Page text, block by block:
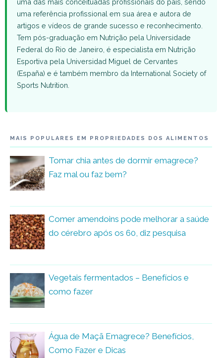
uma das mais conceituadas profissionais do país, sendo
uma referência profissional em sua área e autora de
artigos e vídeos de grande sucesso e reconhecimento.
Tem pós-graduação em Nutrição pela Universidade
Federal do Rio de Janeiro, é especialista em Nutrição
Esportiva pela Universidad Miguel de Cervantes
(España) e é também membro da International Society of
Sports Nutrition.
MAIS POPULARES EM PROPRIEDADES DOS ALIMENTOS
Tomar chia antes de dormir emagrece?
Faz mal ou faz bem?
Comer amendoins pode melhorar a saúde
do cérebro após os 60, diz pesquisa
Vegetais fermentados – Benefícios e
como fazer
Água de Maçã Emagrece? Benefícios,
Como Fazer e Dicas